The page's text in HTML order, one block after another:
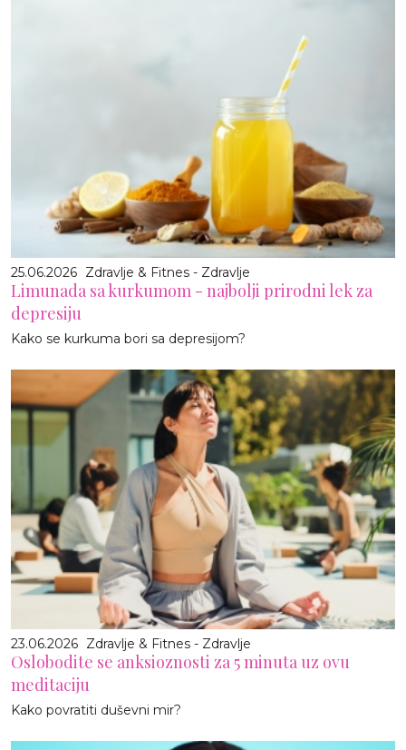
25.06.2026 Zdravlje & Fitnes - Zdravlje
Limunada sa kurkumom - najbolji prirodni lek za
depresiju
Kako se kurkuma bori sa depresijom?
23.06.2026 Zdravlje & Fitnes - Zdravlje
Oslobodite se anksioznosti za 5 minuta uz ovu
meditaciju
Kako povratiti duševni mir?